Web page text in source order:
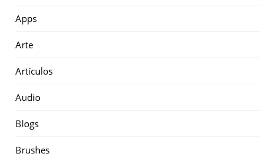
Apps
Arte
Artículos
Audio
Blogs
Brushes